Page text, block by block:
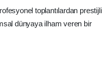
toplantılardan prestijli
dünyaya ilham veren bir